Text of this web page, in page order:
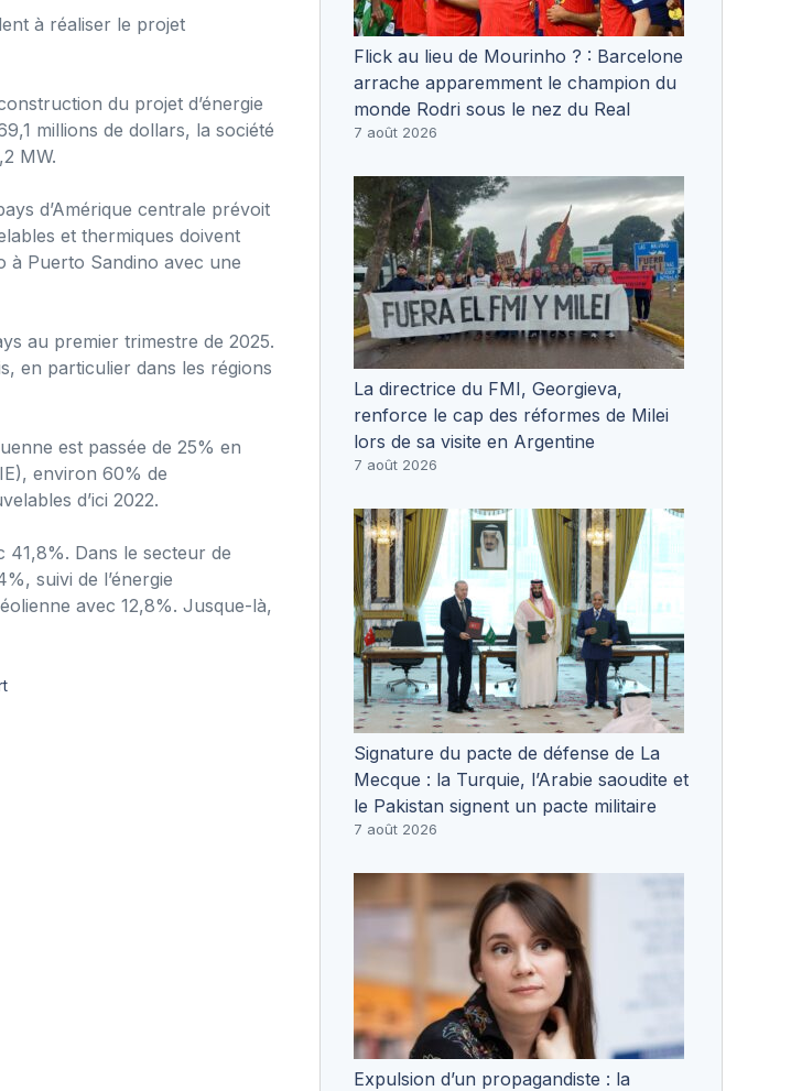
à réaliser le projet
du projet d’énergie
millions de dollars, la société
MW.
d’Amérique centrale prévoit
et thermiques doivent
à Puerto Sandino avec une
au premier trimestre de 2025.
en particulier dans les régions
est passée de 25% en
environ 60% de
d’ici 2022.
41,8%. Dans le secteur de
suivi de l’énergie
avec 12,8%. Jusque-là,
Flick au lieu de Mourinho ? : Barcelone
arrache apparemment le champion du
monde Rodri sous le nez du Real
7 août 2026
La directrice du FMI, Georgieva,
renforce le cap des réformes de Milei
lors de sa visite en Argentine
7 août 2026
Signature du pacte de défense de La
Mecque : la Turquie, l’Arabie saoudite et
le Pakistan signent un pacte militaire
7 août 2026
Expulsion d’un propagandiste : la